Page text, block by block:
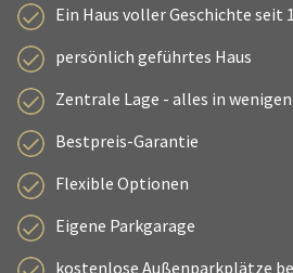
Ein Haus voller Geschichte seit
persönlich geführtes Haus
Zentrale Lage - alles in
Bestpreis-Garantie
Flexible Optionen
Eigene Parkgarage
kostenlose Außenparkplätze